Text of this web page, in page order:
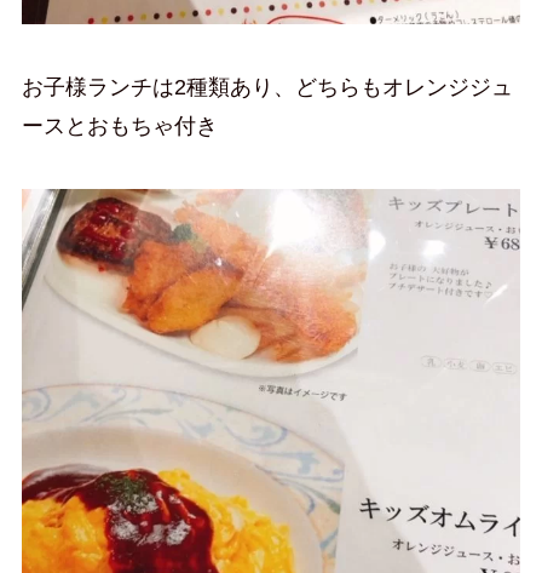
お子様ランチは2種類あり、どちらもオレンジジュ
ースとおもちゃ付き